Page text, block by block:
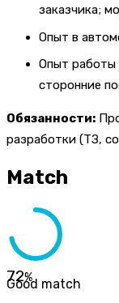
заказчика;
Опыт в
Опыт работы
сторонние
Обязанности:
разработки (ТЗ,
Match
72%
Good match